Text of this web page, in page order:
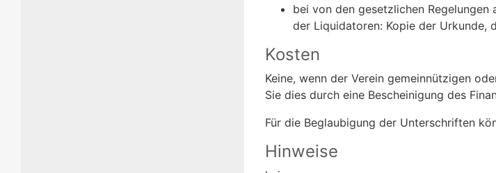
bei von den gesetzlichen
der Liquidatoren: Kopie der Urkunde,
Kosten
Keine, wenn der Verein gemeinnützigen
Sie dies durch eine Bescheinigung des
Für die Beglaubigung der Unterschriften
Hinweise